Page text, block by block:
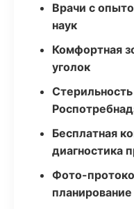
Врачи с
наук
Комфортная
уголок
Бесплатная
диагностика
Фото-
планирование